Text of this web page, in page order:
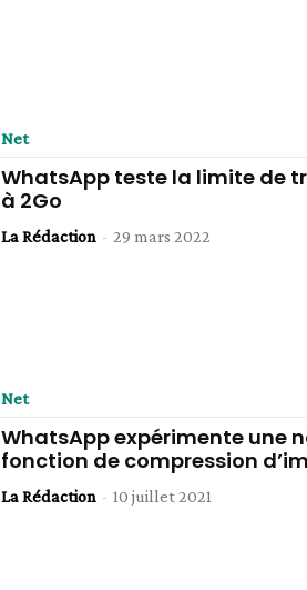
Net
WhatsApp teste la limite de
à 2Go
La Rédaction - 29 mars 2022
Net
WhatsApp expérimente une
fonction de compression
La Rédaction - 10 juillet 2021